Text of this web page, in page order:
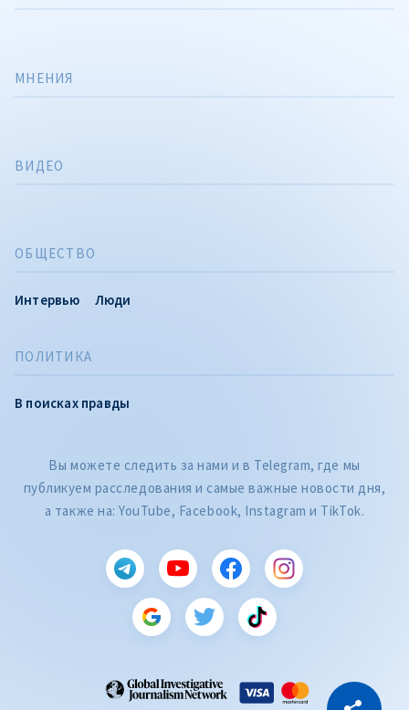
ПОЛИТИКА
В поисках правды
ОБЩЕСТВО
Интервью Люди
МНЕНИЯ
ВИДЕО
Вы можете следить за нами и в Telegram, где мы
публикуем расследования и самые важные новости дня,
а также на: YouTube, Facebook, Instagram и TikTok.
CITEȘTE